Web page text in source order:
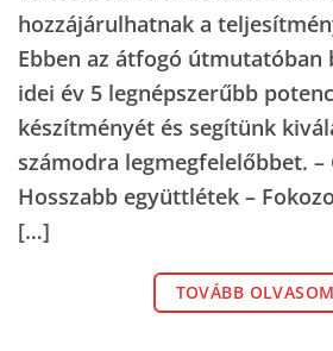
hozzájárulhatnak a
Ebben az átfogó útmutatóban
idei év 5 legnépszerűbb
készítményét és segítünk
számodra legmegfelelőbbet. –
Hosszabb együttlétek –
[…]
TOVÁBB OLVASOM